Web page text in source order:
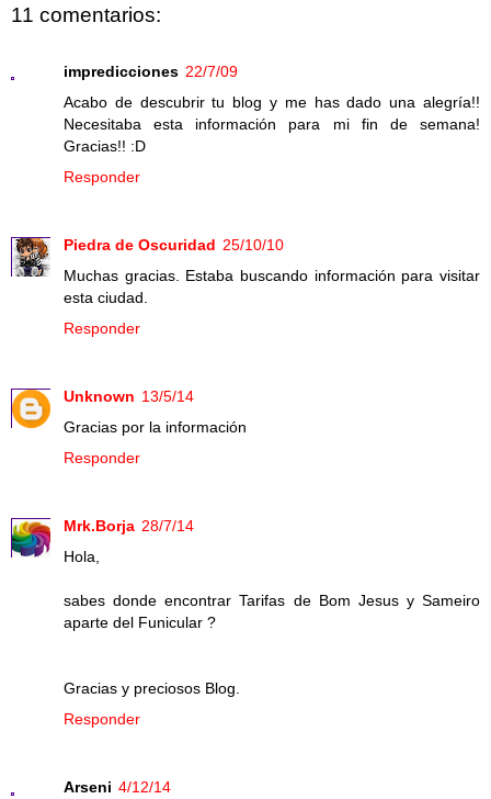
11 comentarios:
impredicciones 22/7/09
Acabo de descubrir tu blog y me has dado una alegría!!
Necesitaba esta información para mi fin de semana!
Gracias!! :D
Responder
Piedra de Oscuridad 25/10/10
Muchas gracias. Estaba buscando información para visitar
esta ciudad.
Responder
Unknown 13/5/14
Gracias por la información
Responder
Mrk.Borja 28/7/14
Hola,
sabes donde encontrar Tarifas de Bom Jesus y Sameiro
aparte del Funicular ?
Gracias y preciosos Blog.
Responder
Arseni 4/12/14